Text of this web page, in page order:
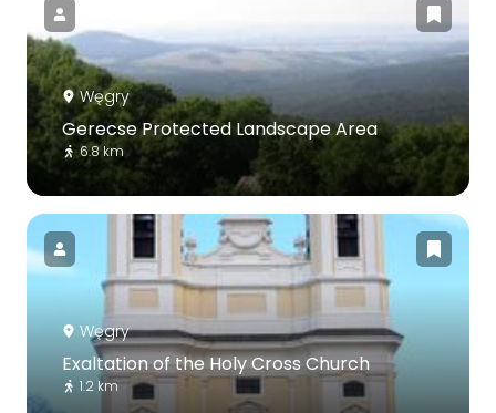
Węgry
Gerecse Protected Landscape Area
6.8 km
Węgry
Exaltation of the Holy Cross Church
1.2 km